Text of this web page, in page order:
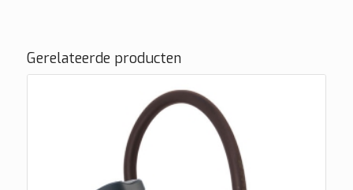
Gerelateerde producten